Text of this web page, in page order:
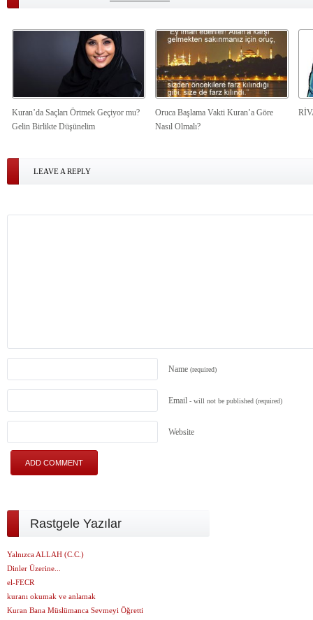
Kuran’da Saçları Örtmek Geçiyor mu?
Gelin Birlikte Düşünelim
Oruca Başlama Vakti Kuran’a Göre
Nasıl Olmalı?
LEAVE A REPLY
Name (required)
Email - will not be published (required)
Website
Rastgele Yazılar
Yalnızca ALLAH (C.C.)
Dinler Üzerine...
el-FECR
kuranı okumak ve anlamak
Kuran Bana Müslümanca Sevmeyi Öğretti